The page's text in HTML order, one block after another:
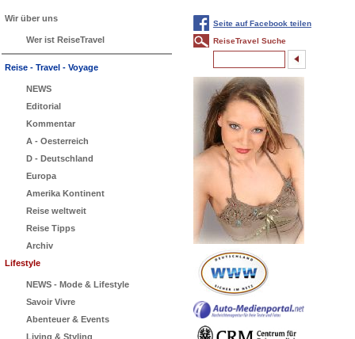
Wir über uns
Wer ist ReiseTravel
Reise - Travel - Voyage
NEWS
Editorial
Kommentar
A - Oesterreich
D - Deutschland
Europa
Amerika Kontinent
Reise weltweit
Reise Tipps
Archiv
Lifestyle
NEWS - Mode & Lifestyle
Savoir Vivre
Abenteuer & Events
Living & Styling
Seite auf Facebook teilen
ReiseTravel Suche